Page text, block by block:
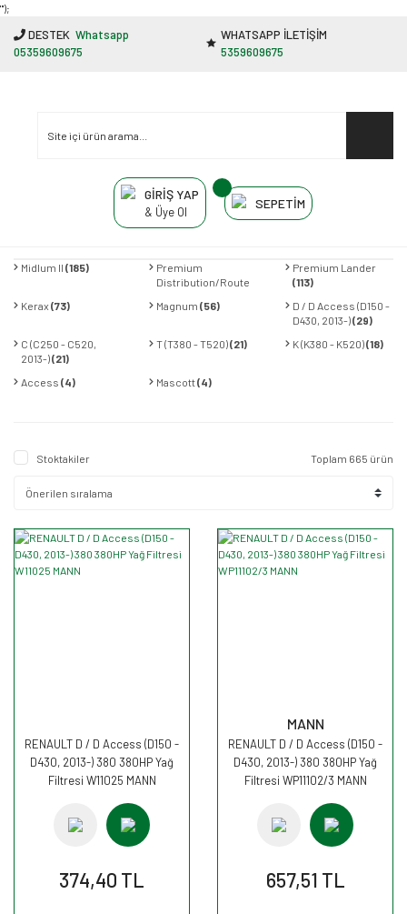
"');
DESTEK Whatsapp
05359609675
WHATSAPP İLETİŞİM
5359609675
GİRİŞ YAP
& Üye Ol
SEPETİM
Midlum II (185)
Premium
Distribution/Route
Premium Lander
(113)
Kerax(73) Magnum(56)
D / D Access (D150 -
D430, 2013-)(29)
C (C250 - C520,
2013-)(21)
T (T380 - T520)(21) K (K380 - K520)(18)
Access (4) Mascott(4)
Stoktakiler Toplam 665 ürün
RENAULT D / D Access (D150 -
D430, 2013-) 380 380HP Yağ
Filtresi W11025 MANN
374,40 TL
MANN
RENAULT D / D Access (D150 -
D430, 2013-) 380 380HP Yağ
Filtresi WP11102/3 MANN
657,51 TL